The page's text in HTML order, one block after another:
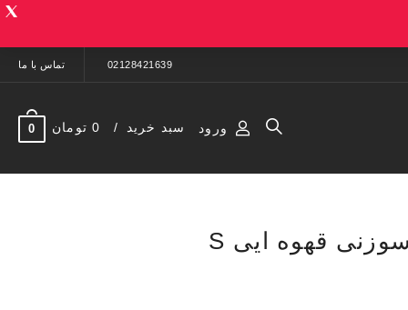
02128421639 تماس با ما
ورود سبد خرید 0 تومان 0